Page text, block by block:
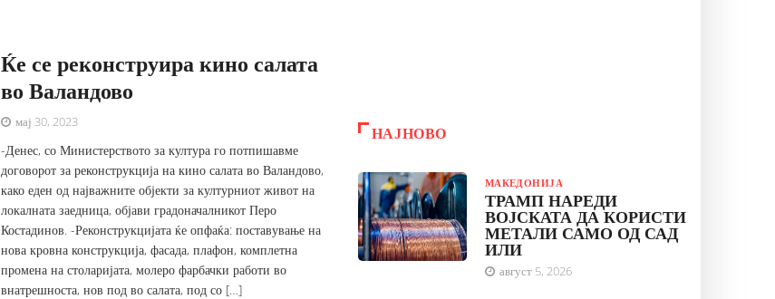
Ќе се реконструира кино салата
во Валандово
мај 30, 2023
-Денес, со Министерството за култура го потпишавме
договорот за реконструкција на кино салата во Валандово,
како еден од најважните објекти за културниот живот на
локалната заедница, објави градоначалникот Перо
Костадинов. -Реконструкцијата ќе опфаќа: поставување на
нова кровна конструкција, фасада, плафон, комплетна
промена на столаријата, молеро фарбачки работи во
внатрешноста, нов под во салата, под со […]
НАЈНОВО
МАКЕДОНИЈА
ТРАМП НАРЕДИ
ВОЈСКАТА ДА КОРИСТИ
МЕТАЛИ САМО ОД САД
ИЛИ
август 5, 2026